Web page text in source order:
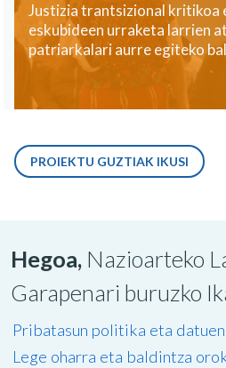
Justizia trantsizional kritikoa
eskubideen urraketa larrien
patriarkalari aurre egiteko
PROIEKTU GUZTIAK IKUSI
Hegoa, Nazioarteko
Garapenari buruzko
Pribatasun politika eta
Lege oharra eta baldintza